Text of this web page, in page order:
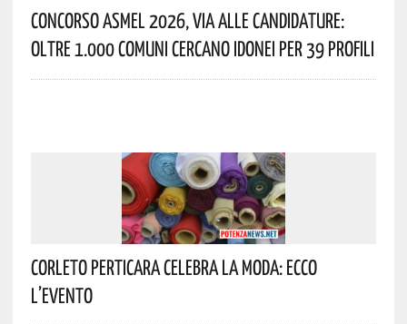
Concorso Asmel 2026, Via Alle Candidature:
Oltre 1.000 Comuni Cercano Idonei Per 39 Profili
Corleto Perticara Celebra La Moda: Ecco
L’evento